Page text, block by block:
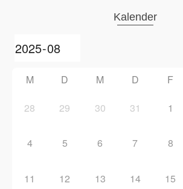
Kalender
M D M D F
28 29 30 31 1
4 5 6 7 8
11 12 13 14 15